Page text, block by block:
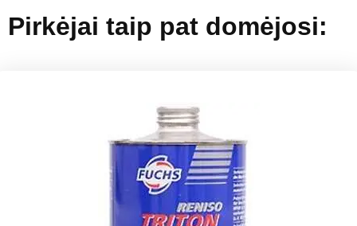
Pirkėjai taip pat domėjosi: